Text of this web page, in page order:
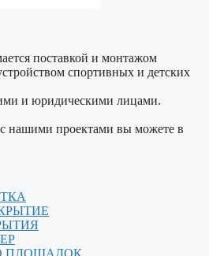
поставкой и монтажом
спортивных и детских
и юридическими лицами.
нашими проектами вы можете в
ПЛОЩАДОК